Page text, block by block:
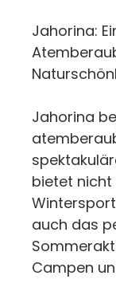
Jahorina:
Jahorina
bietet
auch das
Campen